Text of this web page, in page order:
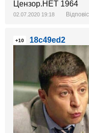
02.07.2020 19:18
+10 18c49ed2